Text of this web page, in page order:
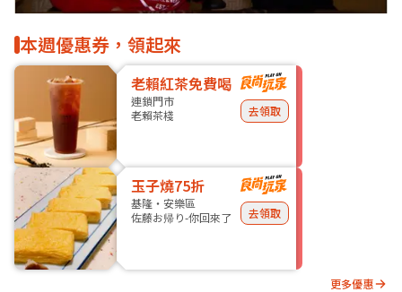
本週優惠券，領起來
老賴紅茶免費喝
連鎖門市
老賴茶棧
去領取
玉子燒75折
基隆・安樂區
佐藤お帰り-你回來了
去領取
更多優惠